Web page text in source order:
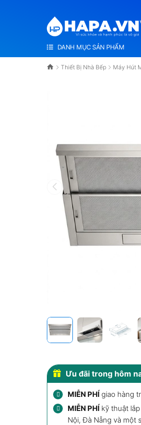
DANH MỤC SẢN PHẨM
Thiết Bị Nhà Bếp Máy Hút
Ưu đãi trong hôm
MIỄN PHÍ giao hàng
MIỄN PHÍ kỹ thuật
Nội, Đà Nẵng và một